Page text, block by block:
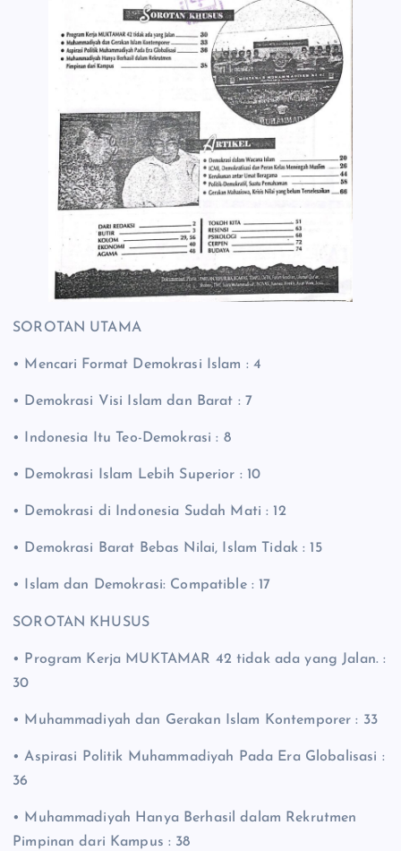
SOROTAN UTAMA
• Mencari Format Demokrasi Islam : 4
• Demokrasi Visi Islam dan Barat : 7
• Indonesia Itu Teo-Demokrasi : 8
• Demokrasi Islam Lebih Superior : 10
• Demokrasi di Indonesia Sudah Mati : 12
• Demokrasi Barat Bebas Nilai, Islam Tidak : 15
• Islam dan Demokrasi: Compatible : 17
SOROTAN KHUSUS
• Program Kerja MUKTAMAR 42 tidak ada yang Jalan. :
30
• Muhammadiyah dan Gerakan Islam Kontemporer : 33
• Aspirasi Politik Muhammadiyah Pada Era Globalisasi :
36
• Muhammadiyah Hanya Berhasil dalam Rekrutmen
Pimpinan dari Kampus : 38